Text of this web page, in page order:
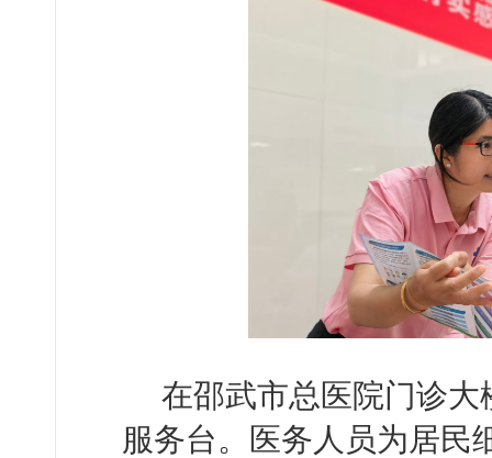
在邵武市总医院门诊
服务台。医务人员为居民